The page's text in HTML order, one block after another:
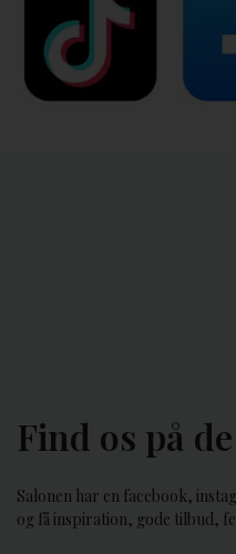
Find os på
Salonen har en facebook,
og få inspiration, gode tilbud,